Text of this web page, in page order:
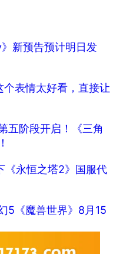
新预告预计明日发
表情太好看，直接让
五阶段开启！《三角
《永恒之塔2》国服代
5《魔兽世界》8月15